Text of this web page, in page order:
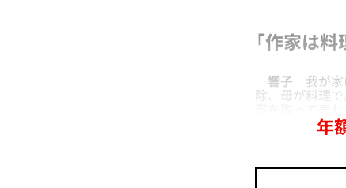
「作家は料
響子 我が家
除、母が料理
年